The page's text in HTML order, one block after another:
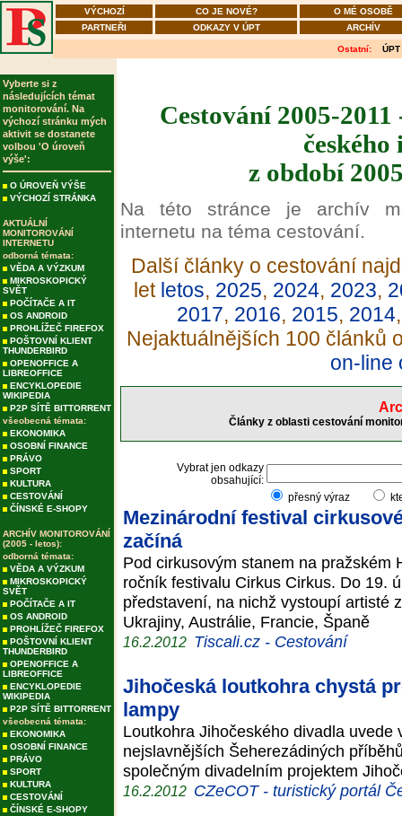
VÝCHOZÍ CO JE NOVÉ?
O MÉ OSOBĚ
PARTNEŘI
ODKAZY V ÚPT ARCHÍV
Ostatní: ÚPT
Vyberte si z
následujících témat
monitorování. Na
výchozí stránku mých
aktivit se dostanete
volbou 'O úroveň
výše':
O ÚROVEŇ VÝŠE
VÝCHOZÍ STRÁNKA
AKTUÁLNÍ
MONITOROVÁNÍ
INTERNETU
odborná témata:
VĚDA A VÝZKUM
MIKROSKOPICKÝ
SVĚT
POČÍTAČE A IT
OS ANDROID
PROHLÍŽEČ FIREFOX
POŠTOVNÍ KLIENT
THUNDERBIRD
OPENOFFICE A
LIBREOFFICE
ENCYKLOPEDIE
WIKIPEDIA
P2P SÍTĚ BITTORRENT
všeobecná témata:
EKONOMIKA
OSOBNÍ FINANCE
PRÁVO
SPORT
KULTURA
CESTOVÁNÍ
ČÍNSKÉ E-SHOPY
ARCHÍV MONITOROVÁNÍ
(2005 - letos):
odborná témata:
VĚDA A VÝZKUM
MIKROSKOPICKÝ
SVĚT
POČÍTAČE A IT
OS ANDROID
PROHLÍŽEČ FIREFOX
POŠTOVNÍ KLIENT
THUNDERBIRD
OPENOFFICE A
LIBREOFFICE
ENCYKLOPEDIE
WIKIPEDIA
P2P SÍTĚ BITTORRENT
všeobecná témata:
EKONOMIKA
OSOBNÍ FINANCE
PRÁVO
SPORT
KULTURA
CESTOVÁNÍ
ČÍNSKÉ E-SHOPY
Cestování 2005-
z období
Na této stránce je archív
internetu na téma cestování.
Další články o cestování
let letos, 2025, 2024, 2023,
2017, 2016, 2015, 2014
Nejaktuálnějších 100 článků
on-line
Články z oblasti cestování
Vybrat jen odkazy
obsahující:
přesný výraz
Mezinárodní festival
začíná
Pod cirkusovým stanem na pražském
ročník festivalu Cirkus Cirkus. Do 19.
představení, na nichž vystoupí artisté
Ukrajiny, Austrálie, Francie, Španě
16.2.2012 Tiscali.cz - Cestování
Jihočeská loutkohra chystá
lampy
Loutkohra Jihočeského divadla
nejslavnějších Šeherezádiných
společným divadelním projektem
16.2.2012 CZeCOT - turistický portál